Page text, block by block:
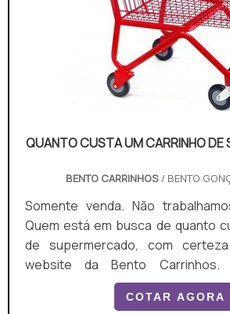
QUANTO CUSTA UM CARRINHO DE
BENTO CARRINHOS / BENTO
Somente venda. Não
Quem está em busca de quanto
de supermercado, com
website da Bento Carrinhos.
orçamento por meio da
das indústrias e conhecendo a
COTAR AGORA